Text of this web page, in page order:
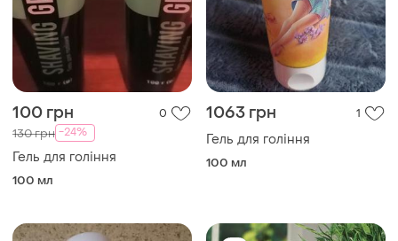
100 грн 0
130 грн -24%
Гель для гоління
100 мл
1063 грн 1
Гель для гоління
100 мл